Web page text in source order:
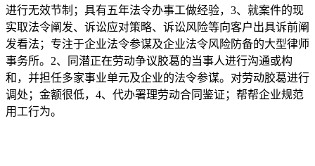
进行无效节制；具有五年法令办事工做经验，3、就案件的现
实取法令阐发、诉讼应对策略、诉讼风险等向客户出具诉前阐
发看法；专注于企业法令参谋及企业法令风险防备的大型律师
事务所。2、同潜正在劳动争议胶葛的当事人进行沟通或构
和，并担任多家事业单元及企业的法令参谋。对劳动胶葛进行
调处；金额很低，4、代办署理劳动合同鉴证；帮帮企业规范
用工行为。